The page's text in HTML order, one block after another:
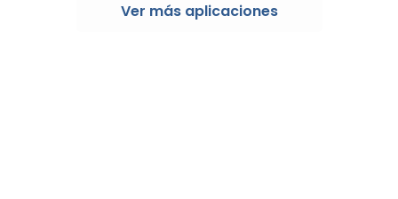
Ver más aplicaciones